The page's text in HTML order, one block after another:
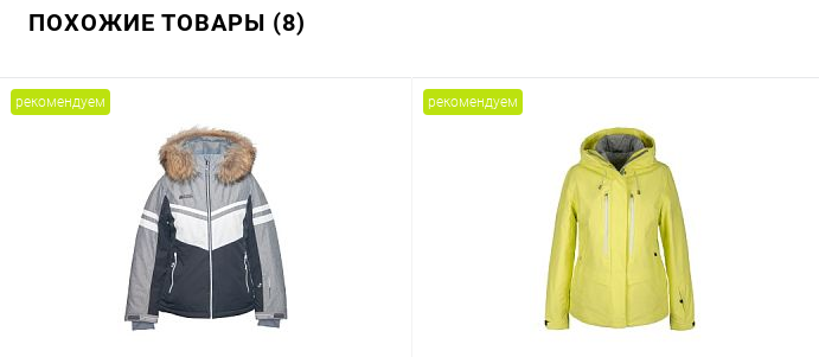
ПОХОЖИЕ ТОВАРЫ (8)
рекомендуем рекомендуем